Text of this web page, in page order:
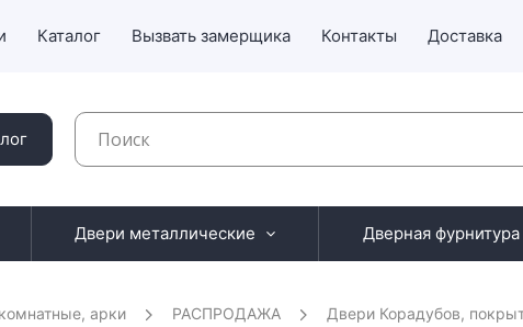
Каталог Вызвать замерщика Контакты Доставка
Двери металлические Дверная фурнитура
арки РАСПРОДАЖА
Двери Корадубов,